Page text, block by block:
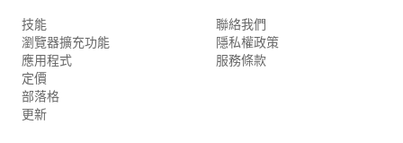
技能
瀏覽器擴充功能
應用程式
定價
部落格
更新
聯絡我們
隱私權政策
服務條款